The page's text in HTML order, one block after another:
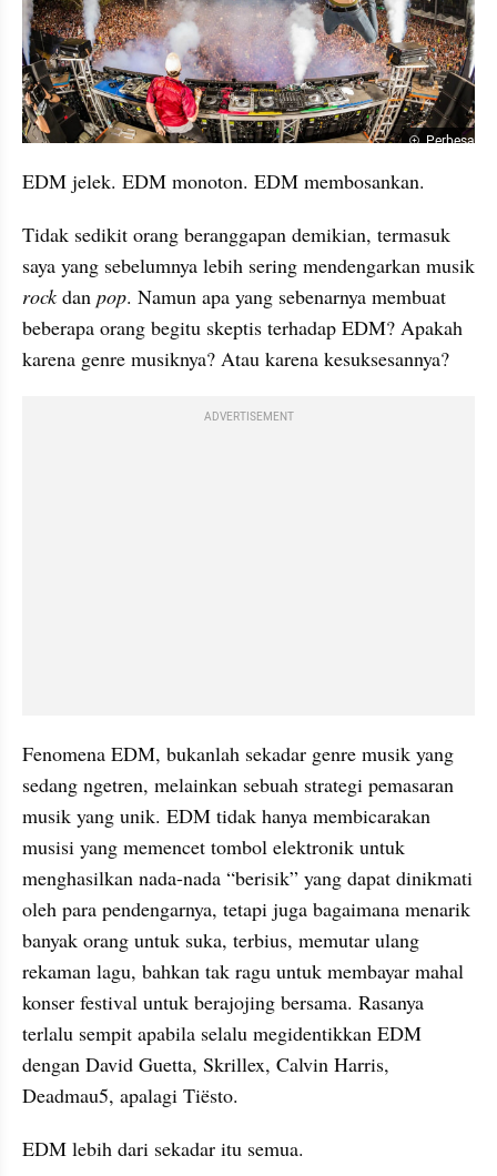
Perbesar
EDM jelek. EDM monoton. EDM membosankan.
Tidak sedikit orang beranggapan demikian, termasuk
rock dan pop. Namun apa yang sebenarnya membuat
beberapa orang begitu skeptis terhadap EDM? Apakah
karena genre musiknya? Atau karena kesuksesannya?
ADVERTISEMENT
Fenomena EDM, bukanlah sekadar genre musik yang
sedang ngetren, melainkan sebuah strategi pemasaran
musik yang unik. EDM tidak hanya membicarakan
musisi yang memencet tombol elektronik untuk
menghasilkan nada-nada “berisik” yang dapat dinikmati
oleh para pendengarnya, tetapi juga bagaimana menarik
banyak orang untuk suka, terbius, memutar ulang
rekaman lagu, bahkan tak ragu untuk membayar mahal
konser festival untuk berajojing bersama. Rasanya
terlalu sempit apabila selalu megidentikkan EDM
dengan David Guetta, Skrillex, Calvin Harris,
Deadmau5, apalagi Tiësto.
EDM lebih dari sekadar itu semua.